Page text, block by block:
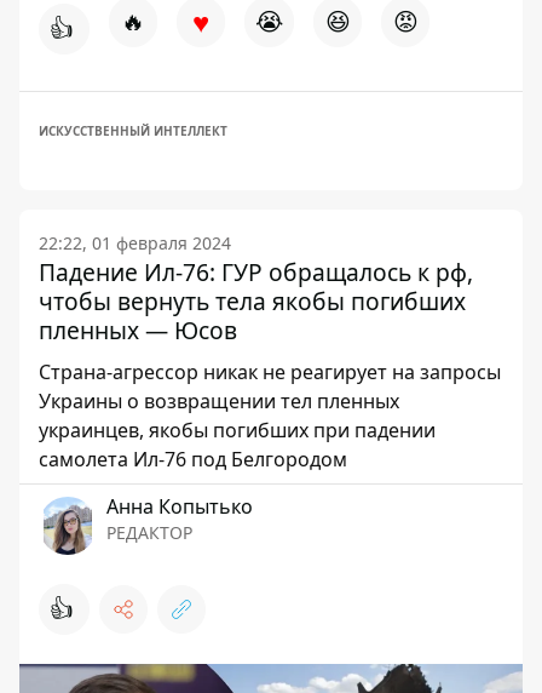
👍 🔥 ♥ 😭 😆 😡
ИСКУССТВЕННЫЙ ИНТЕЛЛЕКТ
22:22, 01 февраля 2024
Падение Ил-76: ГУР обращалось к рф,
чтобы вернуть тела якобы погибших
пленных — Юсов
Страна-агрессор никак не реагирует на запросы
Украины о возвращении тел пленных
украинцев, якобы погибших при падении
самолета Ил-76 под Белгородом
Анна Копытько
РЕДАКТОР
👍